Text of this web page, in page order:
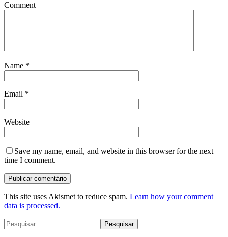
Comment
Name *
Email *
Website
Save my name, email, and website in this browser for the next
time I comment.
This site uses Akismet to reduce spam. Learn how your comment
data is processed.
Pesquisar
por: